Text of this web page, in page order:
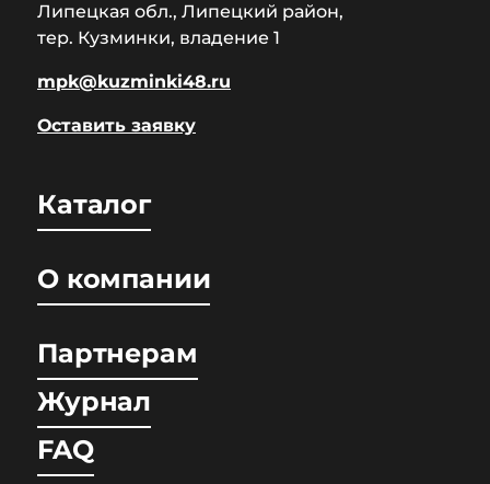
Липецкая обл., Липецкий район,
тер. Кузминки, владение 1
mpk@kuzminki48.ru
Оставить заявку
Каталог
О компании
Партнерам
Журнал
FAQ